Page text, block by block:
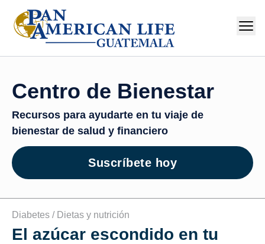
Centro de Bienestar
Recursos para ayudarte en tu viaje de
bienestar de salud y financiero
Suscríbete hoy
Diabetes / Dietas y nutrición
El azúcar escondido en tu